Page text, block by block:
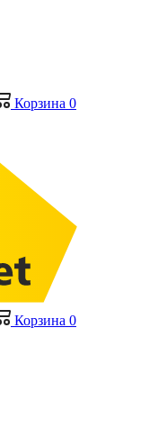
Корзина 0
Корзина 0